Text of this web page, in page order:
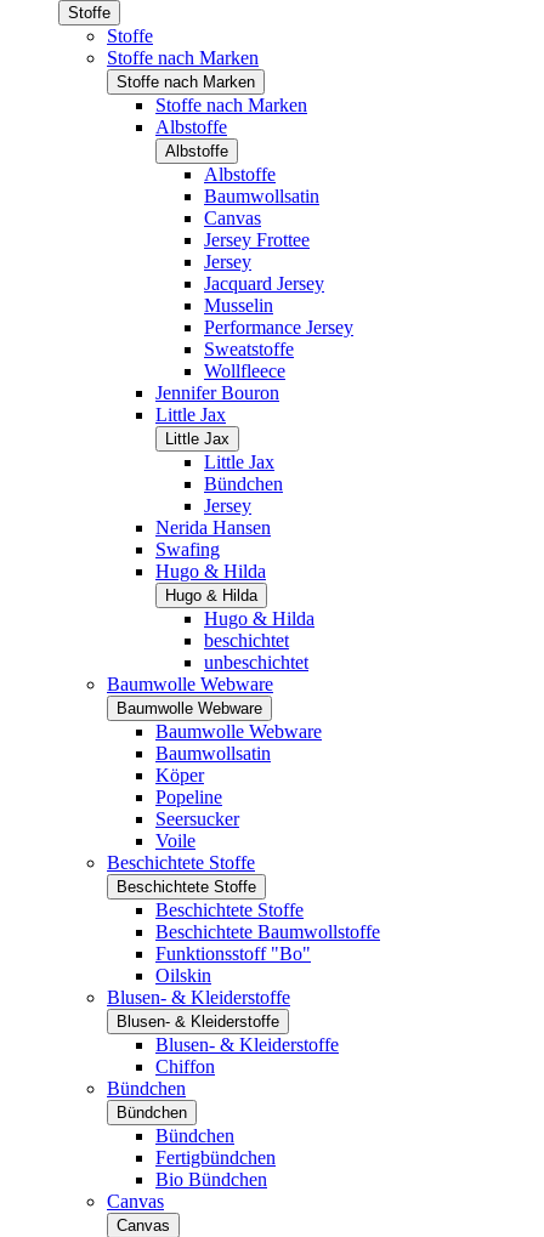
Stoffe
Stoffe
Stoffe nach Marken
Stoffe nach Marken
Stoffe nach Marken
Albstoffe
Albstoffe
Albstoffe
Baumwollsatin
Canvas
Jersey Frottee
Jersey
Jacquard Jersey
Musselin
Performance Jersey
Sweatstoffe
Wollfleece
Jennifer Bouron
Little Jax
Little Jax
Little Jax
Bündchen
Jersey
Nerida Hansen
Swafing
Hugo & Hilda
Hugo & Hilda
Hugo & Hilda
beschichtet
unbeschichtet
Baumwolle Webware
Baumwolle Webware
Baumwolle Webware
Baumwollsatin
Köper
Popeline
Seersucker
Voile
Beschichtete Stoffe
Beschichtete Stoffe
Beschichtete Stoffe
Beschichtete Baumwollstoffe
Funktionsstoff "Bo"
Oilskin
Blusen- & Kleiderstoffe
Blusen- & Kleiderstoffe
Blusen- & Kleiderstoffe
Chiffon
Bündchen
Bündchen
Bündchen
Fertigbündchen
Bio Bündchen
Canvas
Canvas